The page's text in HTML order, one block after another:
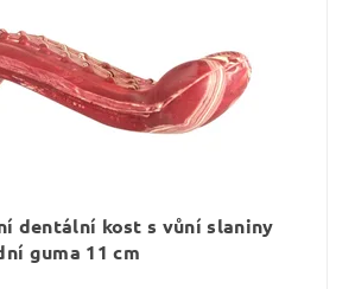
dentální kost s vůní slaniny
guma 11 cm